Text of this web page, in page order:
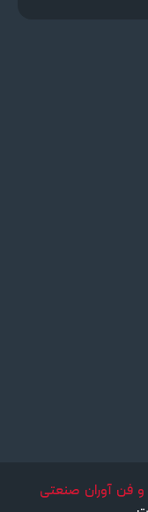
و فن آوران صنعتی